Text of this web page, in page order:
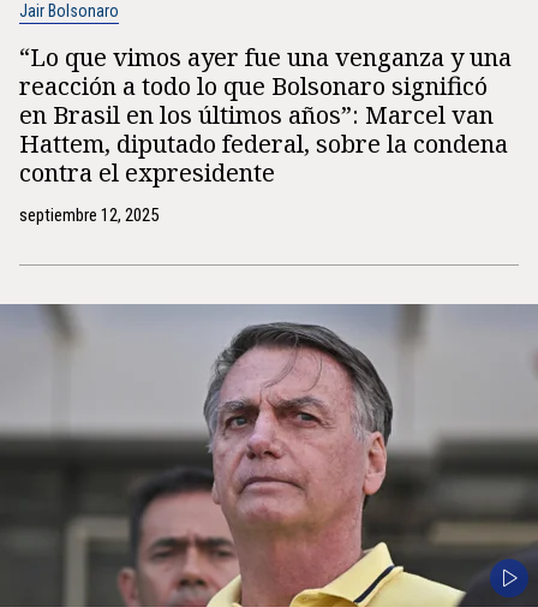
Jair Bolsonaro
“Lo que vimos ayer fue una venganza y una
reacción a todo lo que Bolsonaro significó
en Brasil en los últimos años”: Marcel van
Hattem, diputado federal, sobre la condena
contra el expresidente
septiembre 12, 2025